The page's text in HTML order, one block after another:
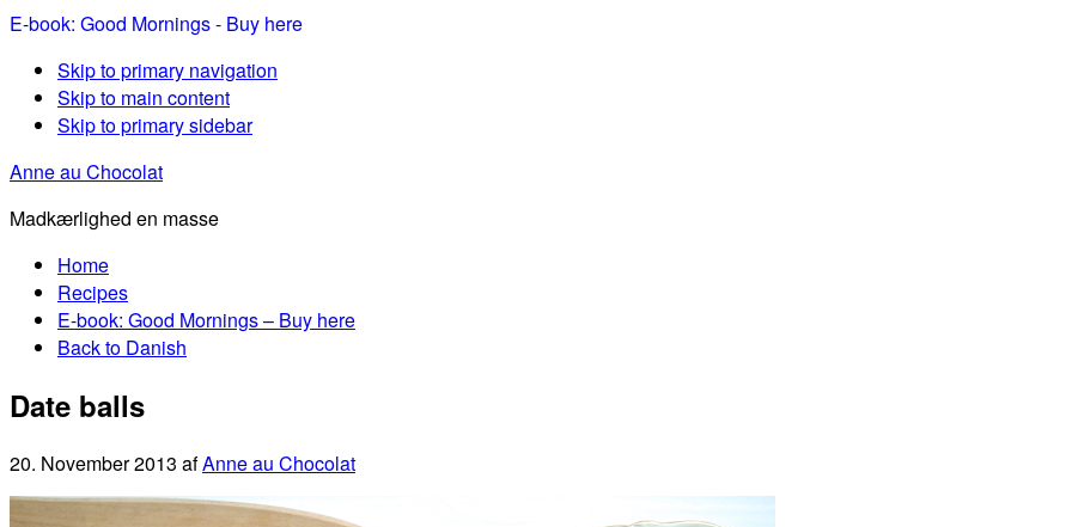
E-book: Good Mornings - Buy here
Skip to primary navigation
Skip to main content
Skip to primary sidebar
Anne au Chocolat
Madkærlighed en masse
Home
Recipes
E-book: Good Mornings – Buy here
Back to Danish
Date balls
20. November 2013 afAnne au Chocolat